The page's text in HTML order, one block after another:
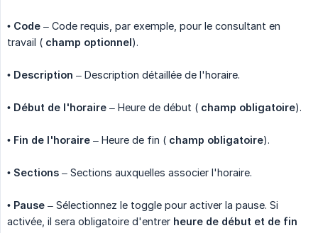
• Code – Code requis, par exemple, pour le consultant en
travail ( champ optionnel).
• Description – Description détaillée de l'horaire.
• Début de l'horaire – Heure de début ( champ obligatoire).
• Fin de l'horaire – Heure de fin ( champ obligatoire).
• Sections – Sections auxquelles associer l'horaire.
• Pause – Sélectionnez le toggle pour activer la pause. Si
activée, il sera obligatoire d'entrer heure de début et de fin